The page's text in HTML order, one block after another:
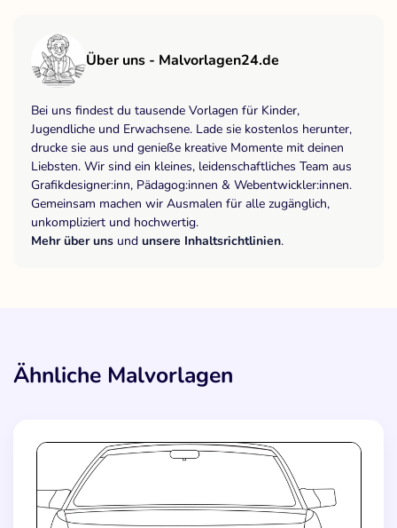
Über uns - Malvorlagen24.de
Bei uns findest du tausende Vorlagen für Kinder,
Jugendliche und Erwachsene. Lade sie kostenlos herunter,
drucke sie aus und genieße kreative Momente mit deinen
Liebsten. Wir sind ein kleines, leidenschaftliches Team aus
Grafikdesigner:inn, Pädagog:innen & Webentwickler:innen.
Gemeinsam machen wir Ausmalen für alle zugänglich,
unkompliziert und hochwertig.
Mehr über uns und unsere Inhaltsrichtlinien.
Ähnliche Malvorlagen